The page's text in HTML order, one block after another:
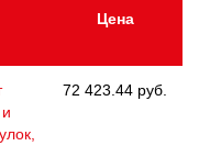
Цена
72 423.44 руб.